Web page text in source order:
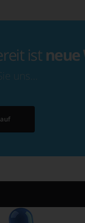
ist neue
uns…